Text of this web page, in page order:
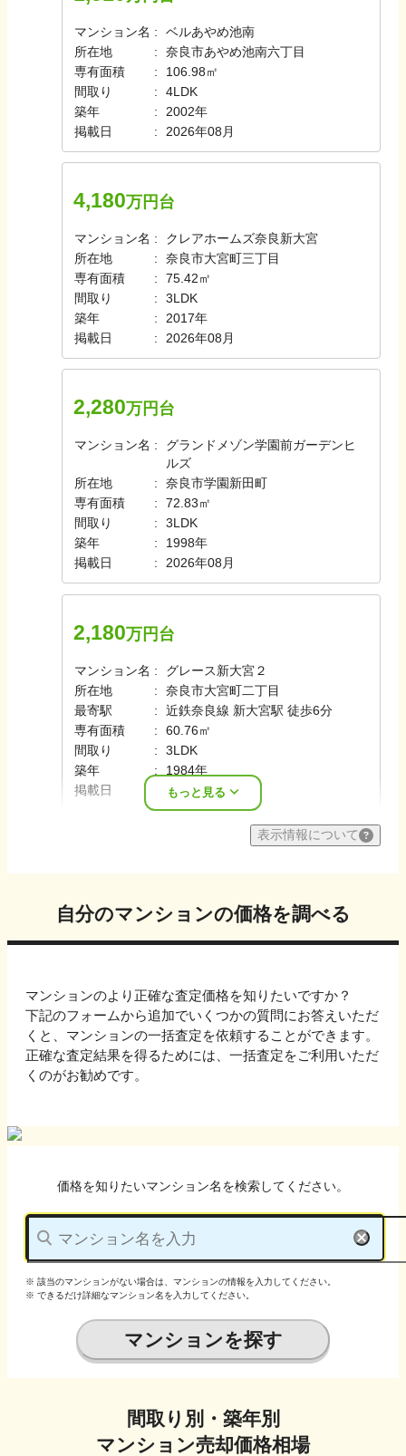
マンション名
ベルあやめ池南
所在地
奈良市あやめ池南六丁目
専有面積
106.98㎡
間取り
4LDK
築年
2002年
掲載日
2026年08月
4,180万円台
マンション名
クレアホームズ奈良新大宮
所在地
奈良市大宮町三丁目
専有面積
75.42㎡
間取り
3LDK
築年
2017年
掲載日
2026年08月
2,280万円台
マンション名
グランドメゾン学園前ガーデンヒ
ルズ
所在地
奈良市学園新田町
専有面積
72.83㎡
間取り
3LDK
築年
1998年
掲載日
2026年08月
2,180万円台
マンション名
グレース新大宮２
所在地
奈良市大宮町二丁目
最寄駅
近鉄奈良線 新大宮駅 徒歩6分
専有面積
60.76㎡
間取り
3LDK
築年
1984年
掲載日
2026年08月
もっと見る
表示情報について
自分のマンションの価格を調べる
マンションのより正確な査定価格を知りたいですか？
下記のフォームから追加でいくつかの質問にお答えいただ
くと、マンションの一括査定を依頼することができます。
正確な査定結果を得るためには、一括査定をご利用いただ
くのがお勧めです。
価格を知りたいマンション名を検索してください。
※ 該当のマンションがない場合は、マンションの情報を入力してください。
※ できるだけ詳細なマンション名を入力してください。
マンションを探す
間取り別・築年別
マンション売却価格相場